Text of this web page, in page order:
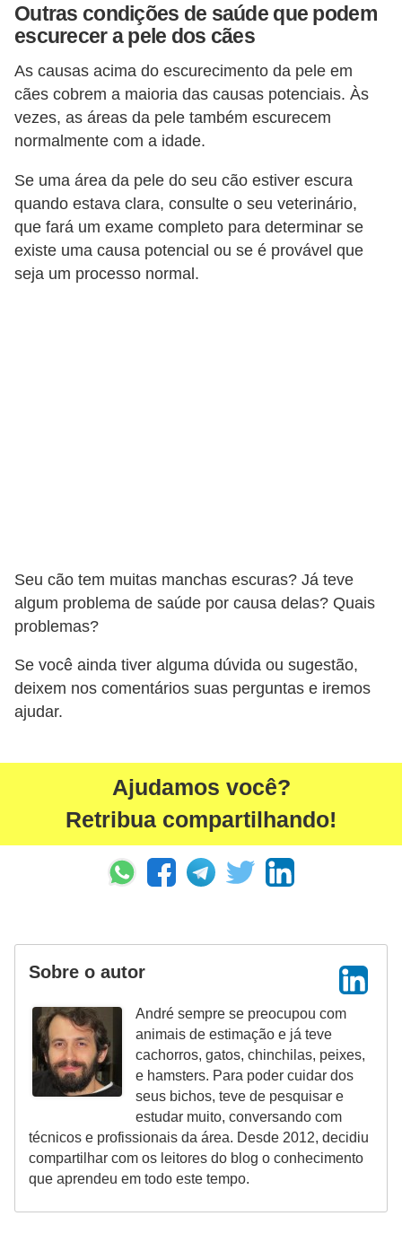
Outras condições de saúde que podem
escurecer a pele dos cães
As causas acima do escurecimento da pele em
cães cobrem a maioria das causas potenciais. Às
vezes, as áreas da pele também escurecem
normalmente com a idade.
Se uma área da pele do seu cão estiver escura
quando estava clara, consulte o seu veterinário,
que fará um exame completo para determinar se
existe uma causa potencial ou se é provável que
seja um processo normal.
Seu cão tem muitas manchas escuras? Já teve
algum problema de saúde por causa delas? Quais
problemas?
Se você ainda tiver alguma dúvida ou sugestão,
deixem nos comentários suas perguntas e iremos
ajudar.
Ajudamos você?
Retribua compartilhando!
Sobre o autor
André sempre se preocupou com
animais de estimação e já teve
cachorros, gatos, chinchilas, peixes,
e hamsters. Para poder cuidar dos
seus bichos, teve de pesquisar e
estudar muito, conversando com
técnicos e profissionais da área. Desde 2012, decidiu
compartilhar com os leitores do blog o conhecimento
que aprendeu em todo este tempo.
t
o
s
e
f
e
i
n
o
s
m
e
t
a
é
s
e
n
f
í
i
o
s